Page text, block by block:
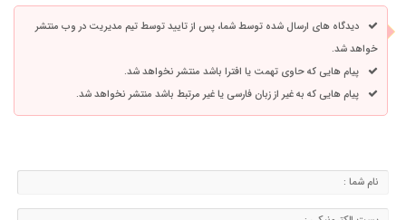
دیدگاه های ارسال شده توسط شما، پس از تایید توسط تیم مدیریت در وب منتشر
خواهد شد.
پیام هایی که حاوی تهمت یا افترا باشد منتشر نخواهد شد.
پیام هایی که به غیر از زبان فارسی یا غیر مرتبط باشد منتشر نخواهد شد.